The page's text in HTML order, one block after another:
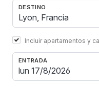
DESTINO
Incluir apartamentos y
ENTRADA